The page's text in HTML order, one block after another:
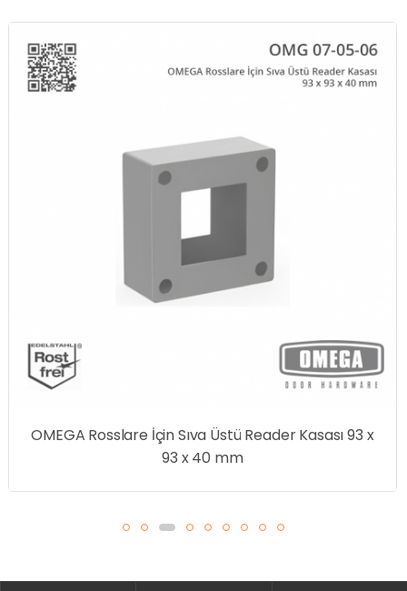
OMEGA Rosslare İçin Sıva Üstü Reader Kasası 93 x
93 x 40 mm